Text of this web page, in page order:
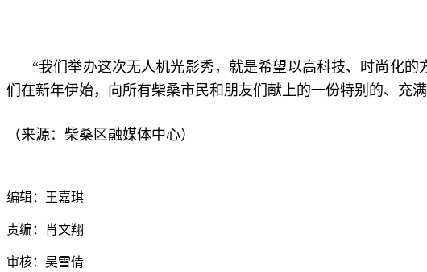
“我们举办这次无人机光影秀，就是希望以高科技、时尚化
们在新年伊始，向所有柴桑市民和朋友们献上的一份特别的、充
（来源：柴桑区融媒体中心）
编辑：王嘉琪
责编：肖文翔
审核：吴雪倩